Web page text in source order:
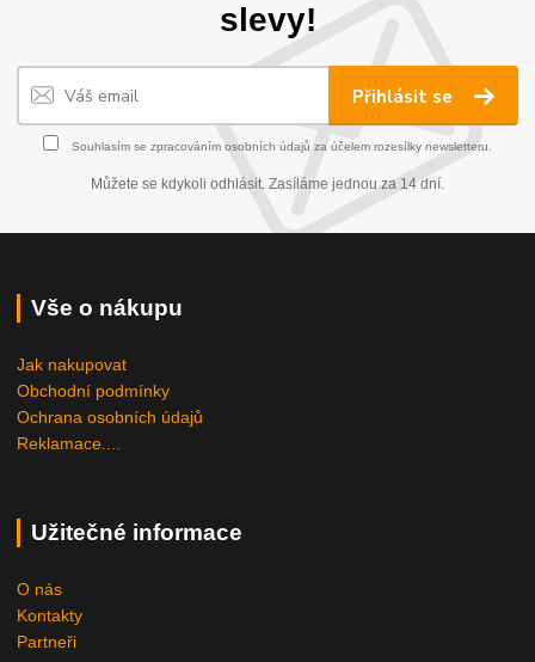
slevy!
Přihlásit se
Souhlasím se zpracováním osobních údajů za účelem rozesílky newsletteru.
Můžete se kdykoli odhlásit. Zasíláme jednou za 14 dní.
Vše o nákupu
Jak nakupovat
Obchodní podmínky
Ochrana osobních údajů
Reklamace....
Užitečné informace
O nás
Kontakty
Partneři